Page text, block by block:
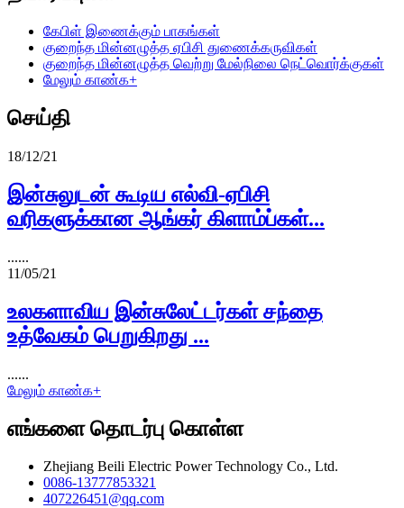
கேபிள் இணைக்கும் பாகங்கள்
குறைந்த மின்னழுத்த ஏபிசி துணைக்கருவிகள்
குறைந்த மின்னழுத்த வெற்று மேல்நிலை நெட்வொர்க்குகள்
மேலும் காண்க+
செய்தி
18/12/21
இன்சுலுடன் கூடிய எல்வி-ஏபிசி
வரிகளுக்கான ஆங்கர் கிளாம்ப்கள்...
......
11/05/21
உலகளாவிய இன்சுலேட்டர்கள் சந்தை
உத்வேகம் பெறுகிறது ...
......
மேலும் காண்க+
எங்களை தொடர்பு கொள்ள
Zhejiang Beili Electric Power Technology Co., Ltd.
0086-13777853321
407226451@qq.com